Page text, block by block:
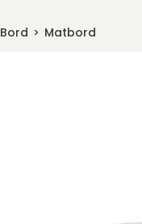
Bord Matbord